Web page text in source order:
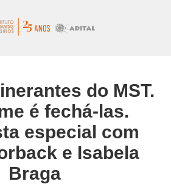
do MST.
é fechá-las.
especial com
e Isabela
Braga